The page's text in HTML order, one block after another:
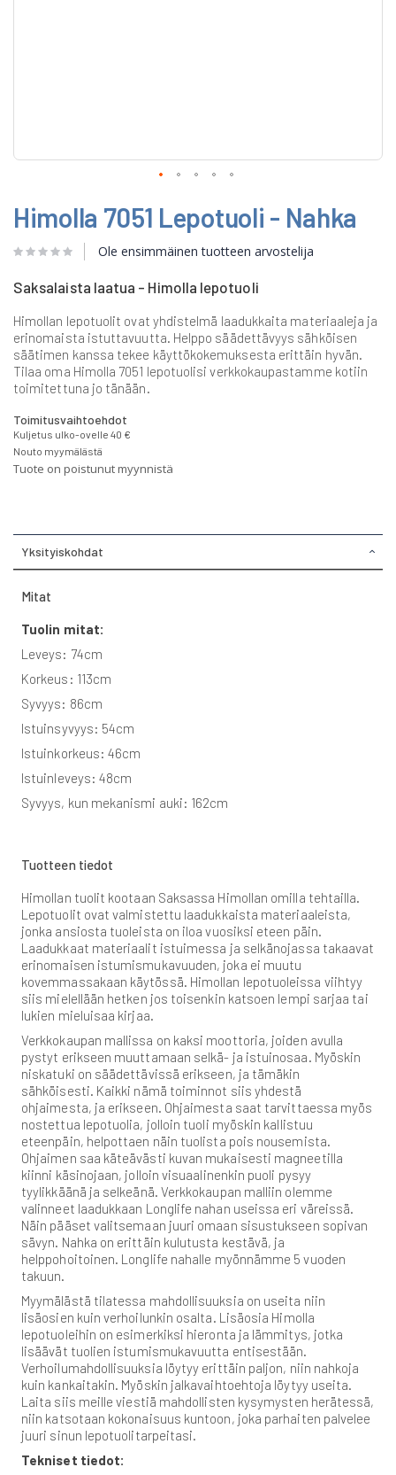
to
the
beginning
of
images
Himolla 7051 Lepotuoli - Nahka
Ole ensimmäinen tuotteen arvostelija
Saksalaista laatua - Himolla lepotuoli
Himollan lepotuolit ovat yhdistelmä laadukkaita materiaaleja ja
erinomaista istuttavuutta. Helppo säädettävyys sähköisen
säätimen kanssa tekee käyttökokemuksesta erittäin hyvän.
Tilaa oma Himolla 7051 lepotuolisi verkkokaupastamme kotiin
toimitettuna jo tänään.
Toimitusvaihtoehdot
Kuljetus ulko-ovelle 40 €
Nouto myymälästä
Tuote on poistunut myynnistä
Yksityiskohdat
Mitat
Tuolin mitat:
Leveys: 74cm
Korkeus: 113cm
Syvyys: 86cm
Istuinsyvyys: 54cm
Istuinkorkeus: 46cm
Istuinleveys: 48cm
Syvyys, kun mekanismi auki: 162cm
Tuotteen tiedot
Himollan tuolit kootaan Saksassa Himollan omilla tehtailla.
Lepotuolit ovat valmistettu laadukkaista materiaaleista,
jonka ansiosta tuoleista on iloa vuosiksi eteen päin.
Laadukkaat materiaalit istuimessa ja selkänojassa takaavat
erinomaisen istumismukavuuden, joka ei muutu
kovemmassakaan käytössä. Himollan lepotuoleissa viihtyy
siis mielellään hetken jos toisenkin katsoen lempi sarjaa tai
lukien mieluisaa kirjaa.
Verkkokaupan mallissa on kaksi moottoria, joiden avulla
pystyt erikseen muuttamaan selkä- ja istuinosaa. Myöskin
niskatuki on säädettävissä erikseen, ja tämäkin
sähköisesti. Kaikki nämä toiminnot siis yhdestä
ohjaimesta, ja erikseen. Ohjaimesta saat tarvittaessa myös
nostettua lepotuolia, jolloin tuoli myöskin kallistuu
eteenpäin, helpottaen näin tuolista pois nousemista.
Ohjaimen saa käteävästi kuvan mukaisesti magneetilla
kiinni käsinojaan, jolloin visuaalinenkin puoli pysyy
tyylikkäänä ja selkeänä. Verkkokaupan malliin olemme
valinneet laadukkaan Longlife nahan useissa eri väreissä.
Näin pääset valitsemaan juuri omaan sisustukseen sopivan
sävyn. Nahka on erittäin kulutusta kestävä, ja
helppohoitoinen. Longlife nahalle myönnämme 5 vuoden
takuun.
Myymälästä tilatessa mahdollisuuksia on useita niin
lisäosien kuin verhoilunkin osalta. Lisäosia Himolla
lepotuoleihin on esimerkiksi hieronta ja lämmitys, jotka
lisäävät tuolien istumismukavuutta entisestään.
Verhoilumahdollisuuksia löytyy erittäin paljon, niin nahkoja
kuin kankaitakin. Myöskin jalkavaihtoehtoja löytyy useita.
Laita siis meille viestiä mahdollisten kysymysten herätessä,
niin katsotaan kokonaisuus kuntoon, joka parhaiten palvelee
juuri sinun lepotuolitarpeitasi.
Tekniset tiedot: